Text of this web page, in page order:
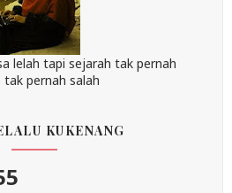
lelah tapi sejarah tak pernah
pernah salah
KUKENANG